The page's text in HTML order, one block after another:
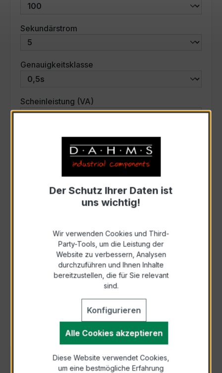
Sekundärstrom
Genauigkeitsklasse
Scheinleistung (VA)
Anfrage schriftlich
Zur Sammelanfrage hinzufügen
Anfrage telefonisch
Als PDF exportieren
BESCHREIBUNG
Der Schutz Ihrer Daten ist
uns wichtig!
Wir verwenden Cookies und Third-
Party-Tools, um die Leistung der
Website zu verbessern, Analysen
durchzuführen und Ihnen Inhalte
bereitzustellen, die für Sie relevant
sind.
Konfigurieren
Alle Cookies akzeptieren
Diese Website verwendet Cookies,
um eine bestmögliche Erfahrung